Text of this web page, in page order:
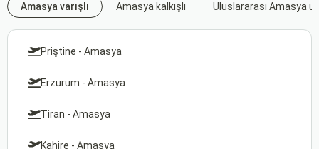
Amasya varışlı Amasya kalkışlı Uluslararası Amasya
Priştine - Amasya
Erzurum - Amasya
Tiran - Amasya
Kahire - Amasya